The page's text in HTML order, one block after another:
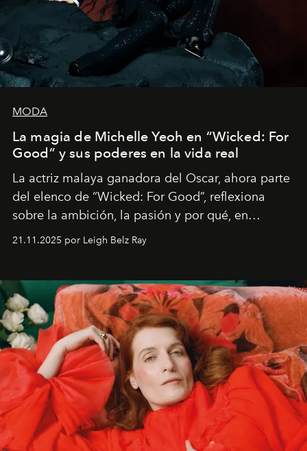
MODA
La magia de Michelle Yeoh en “Wicked: For
Good” y sus poderes en la vida real
La actriz malaya ganadora del Oscar, ahora parte
del elenco de “Wicked: For Good”, reflexiona
sobre la ambición, la pasión y por qué, en
ocasiones, la introspección puede esperar. “Es
importa si no lo entienden’”, confiesa.
21.11.2025 por Leigh Belz Ray